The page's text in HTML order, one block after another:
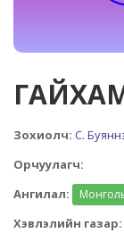
Зохиолч: С.
Орчуулагч:
Ангилал:
Хэвлэлийн газар: